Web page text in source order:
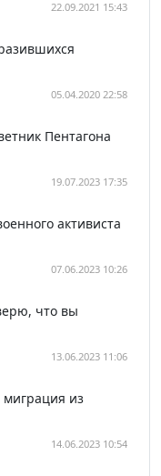
22.09.2021 15:43
05.04.2020 22:58
Пентагона
19.07.2023 17:35
активиста
07.06.2023 10:26
что вы
13.06.2023 11:06
из
14.06.2023 10:54